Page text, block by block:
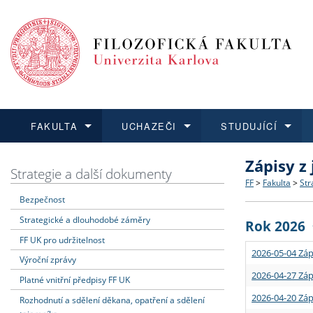
FAKULTA
Dozvědět se více
Struktura
Strategie
Podpora
UCHAZEČI
Podat přihlášku
Co
Učitelské
STUDUJÍCÍ
Dozvědět se více
Rigorózní
Dozvědět se více
O vědě a
Granty a
Dozvědět se více
Aktuální
Strategie a další dokumenty
Bezpečnost
Strategické a dlouhodobé záměry
FF UK pro udržitelnost
Výroční zprávy
Platné vnitřní předpisy FF UK
Rozhodnutí a sdělení děkana, opatření a sdělení
Zápisy
FF > Fakulta >
Rok 2026
2026-05-04
2026-04-27
2026-04-20